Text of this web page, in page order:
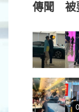
傳聞 被